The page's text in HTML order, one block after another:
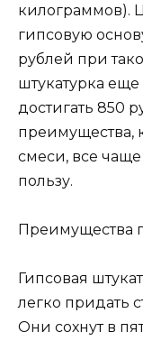
килограммов).
гипсовую
рублей при
штукатурка
достигать 850
преимущества,
смеси, все чаще
пользу.
Преимущества
Гипсовая
легко придать
Они сохнут в